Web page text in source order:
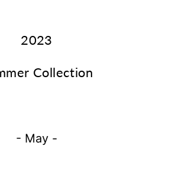
2023
Collection
- May -